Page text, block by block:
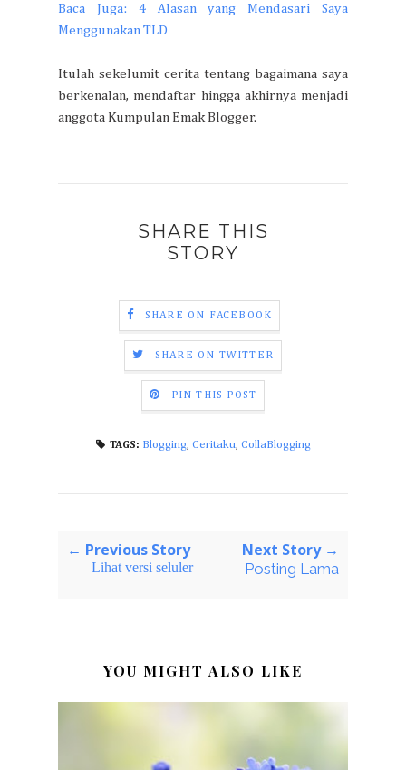
Baca Juga: 4 Alasan yang Mendasari Saya
Menggunakan TLD
Itulah sekelumit cerita tentang bagaimana saya
berkenalan, mendaftar hingga akhirnya menjadi
anggota Kumpulan Emak Blogger.
SHARE THIS
STORY
SHARE ON FACEBOOK
SHARE ON TWITTER
PIN THIS POST
TAGS: Blogging, Ceritaku, CollaBlogging
← Previous Story Next Story →
Posting Lama
Lihat versi seluler
YOU MIGHT ALSO LIKE